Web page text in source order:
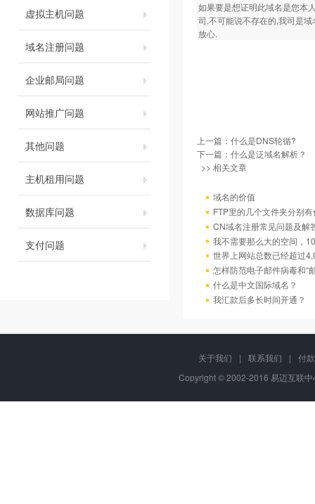
虚拟主机问题
域名注册问题
企业邮局问题
网站推广问题
其他问题
主机租用问题
数据库问题
支付问题
如果要是想证明此域名是您本
司,不可能说不存在的,我司是
放心.
上一篇： 什么是DNS轮循?
下一篇： 什么是泛域名解析？
>> 相关文章
域名的价值
FTP里的几个文件夹分别
CN域名注册常见问题及解
我不需要那么大的空间，
世界上网站总数已经超过
怎样防范电子邮件病毒和“
什么是中文国际域名？
我汇款后多长时间开通？
关于我们 | 联系我们 |
付
Copyright © 2002-2016 易迈互联